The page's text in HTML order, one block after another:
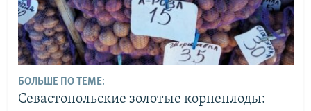
БОЛЬШЕ ПО ТЕМЕ:
Севастопольские золотые корнеплоды: